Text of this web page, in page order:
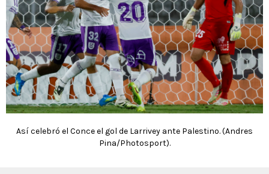
Así celebró el Conce el gol de Larrivey ante Palestino. (Andres
Pina/Photosport).